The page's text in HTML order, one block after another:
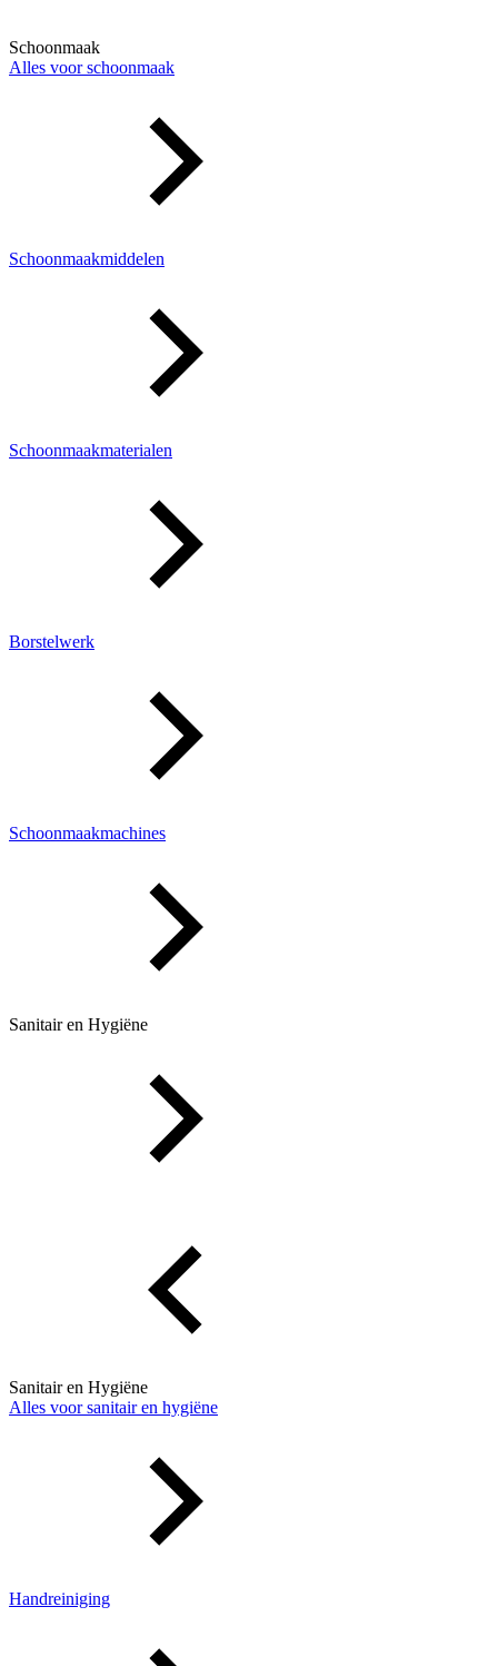
Schoonmaak
Alles voor schoonmaak
Schoonmaakmiddelen
Schoonmaakmaterialen
Borstelwerk
Schoonmaakmachines
Sanitair en Hygiëne
Sanitair en Hygiëne
Alles voor sanitair en hygiëne
Handreiniging